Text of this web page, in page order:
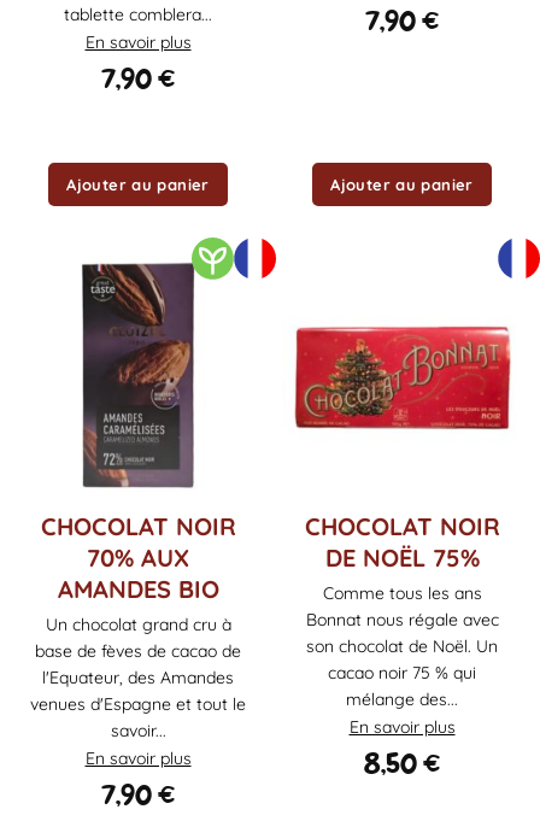
tablette comblera...
En savoir plus
7,90€
Ajouter au panier
7,90€
Ajouter au panier
CHOCOLAT NOIR
70% AUX
AMANDES BIO
Un chocolat grand cru à
base de fèves de cacao de
l'Equateur, des Amandes
venues d'Espagne et tout le
savoir...
En savoir plus
7,90€
CHOCOLAT NOIR
DE NOËL 75%
Comme tous les ans
Bonnat nous régale avec
son chocolat de Noël. Un
cacao noir 75 % qui
mélange des...
En savoir plus
8,50€